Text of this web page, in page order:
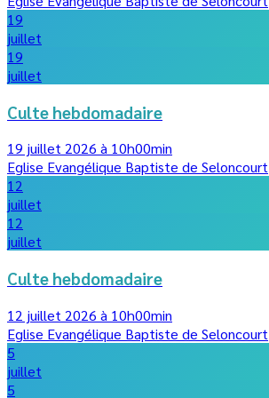
19
juillet
19
juillet
Culte hebdomadaire
19 juillet 2026 à 10h00min
Eglise Evangélique Baptiste de Seloncourt
12
juillet
12
juillet
Culte hebdomadaire
12 juillet 2026 à 10h00min
Eglise Evangélique Baptiste de Seloncourt
5
juillet
5